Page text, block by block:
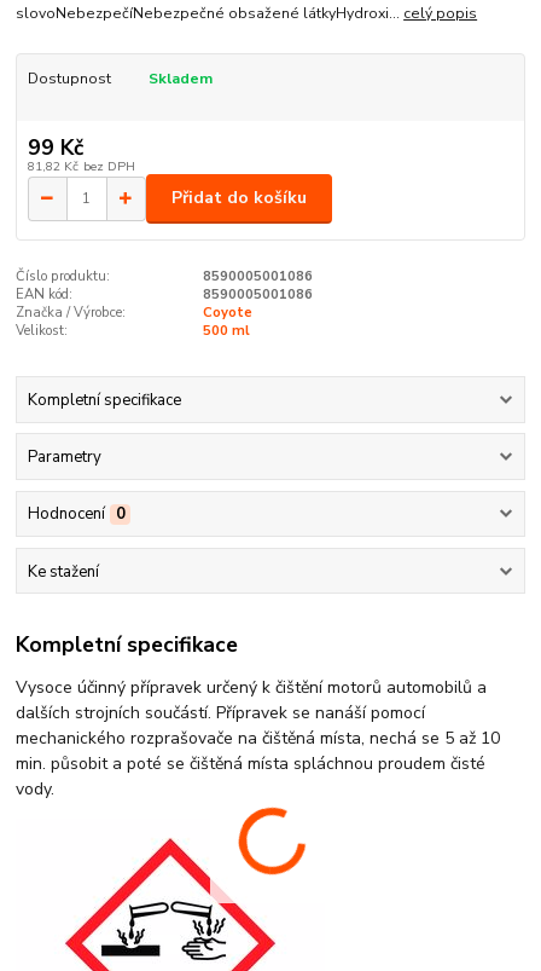
slovoNebezpečíNebezpečné obsažené látkyHydroxi... celý popis
Dostupnost Skladem
99 Kč
81,82 Kč bez DPH
Přidat do košíku
Číslo produktu:
8590005001086
EAN kód:
8590005001086
Značka / Výrobce:
Coyote
Velikost:
500 ml
Kompletní specifikace
Parametry
Hodnocení 0
Ke stažení
Kompletní specifikace
Vysoce účinný přípravek určený k čištění motorů automobilů a
dalších strojních součástí. Přípravek se nanáší pomocí
mechanického rozprašovače na čištěná místa, nechá se 5 až 10
min. působit a poté se čištěná místa spláchnou proudem čisté
vody.